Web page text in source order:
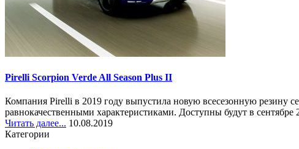
Pirelli Scorpion Verde All Season Plus II
Компания Pirelli в 2019 году выпустила новую всесезонную резину
равнокачественными характеристиками. Доступны будут в
Читать далее... 10.08.2019
Категории